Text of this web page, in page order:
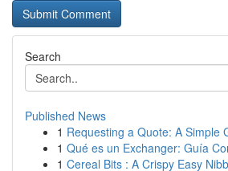
Search
Published News
1 Requesting a Quote: A Simple
1 Qué es un Exchanger: Guía
1 Cereal Bits : A Crispy Easy